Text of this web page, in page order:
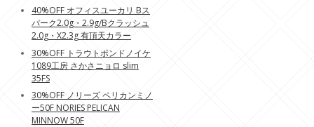
40%OFF オフィスユーカリ Bス
パーク2.0g・2.9g/Bクラッシュ
2.0g・X2.3g 有頂天カラー
30%OFF トラウトポンドノイケ
1089工房 さかさニョロ slim
35FS
30%OFF ノリーズ ペリカンミノ
ー50F NORIES PELICAN
MINNOW 50F